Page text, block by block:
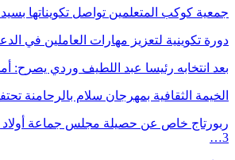
جمعية كوكب المتعلمين تواصل تكويناتها
دورة تكوينية لتعزيز مهارات العاملين في
بعد انتخابه رئيسا عبد اللطيف وردي يصرح:
الخيمة الثقافية بمهرجان سلام بالرحامنة
ربورتاج خاص عن حصيلة مجلس جماعة أولاد
3…